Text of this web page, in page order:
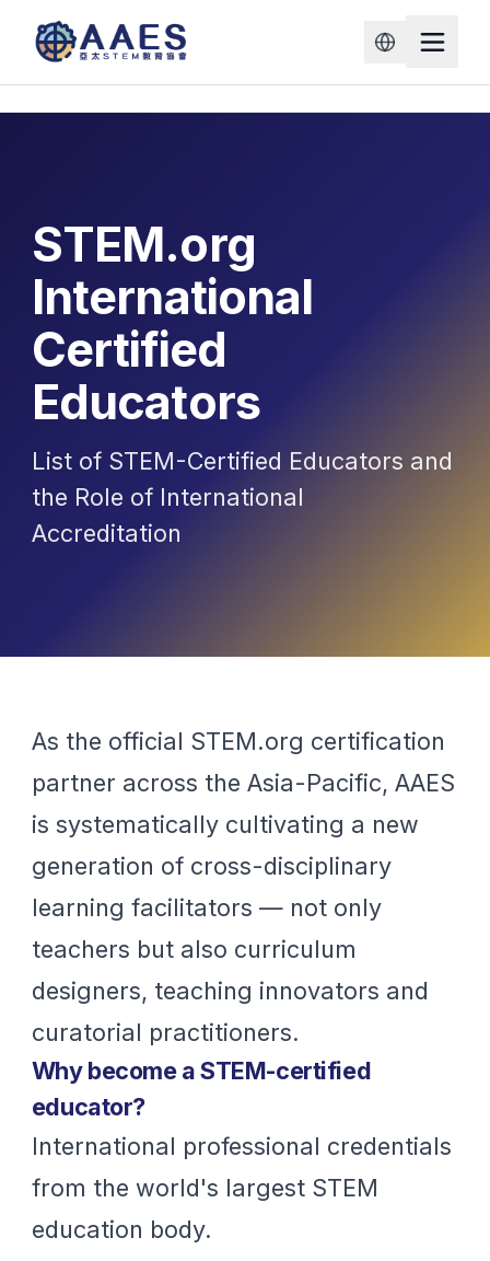
STEM.org
International
Certified
Educators
List of STEM-Certified Educators and
the Role of International
Accreditation
As the official STEM.org certification
partner across the Asia-Pacific, AAES
is systematically cultivating a new
generation of cross-disciplinary
learning facilitators — not only
teachers but also curriculum
designers, teaching innovators and
curatorial practitioners.
Why become a STEM-certified
educator?
International professional credentials
from the world's largest STEM
education body.